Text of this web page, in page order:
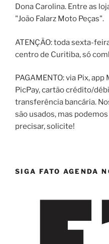
Dona Carolina. Entre as
"João Falarz Moto Peças".
ATENÇÃO: toda sexta-
centro de Curitiba, só
PAGAMENTO: via Pix,
PicPay, cartão crédito/
transferência bancária.
são usados, mas
precisar, solicite!
SIGA FATO AGENDA